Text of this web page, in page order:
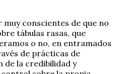
conscientes de que no
tábulas rasas, que
o no, en entramados
de prácticas de
de la credibilidad y